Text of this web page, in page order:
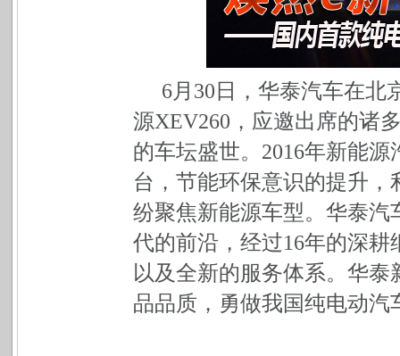
6月30日，华泰汽车在北
源XEV260，应邀出席的诸
的车坛盛世。2016年新能
台，节能环保意识的提升
纷聚焦新能源车型。华泰
代的前沿，经过16年的深
以及全新的服务体系。华
品品质，勇做我国纯电动